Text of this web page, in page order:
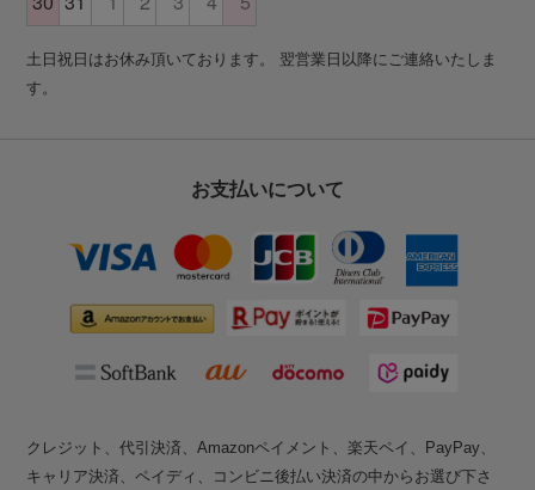
土日祝日はお休み頂いております。 翌営業日以降にご連絡いたしま
す。
お支払いについて
クレジット、代引決済、Amazonペイメント、楽天ペイ、PayPay、
キャリア決済、ペイディ、コンビニ後払い決済の中からお選び下さ